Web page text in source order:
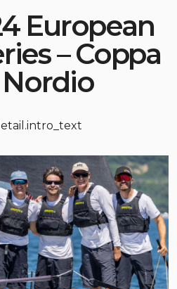
European
– Coppa